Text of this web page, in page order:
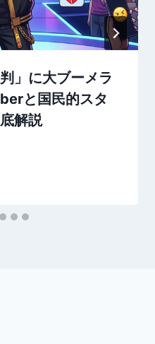
」に大ブーメラ
と国民的スタ
解説